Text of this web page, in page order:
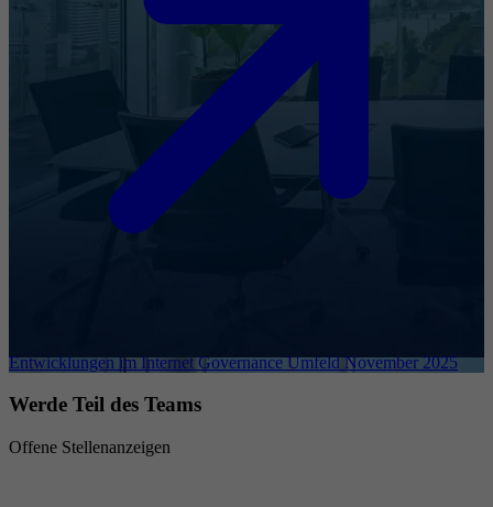
Entwicklungen im Internet Governance Umfeld November 2025
Werde Teil des Teams
Offene Stellenanzeigen